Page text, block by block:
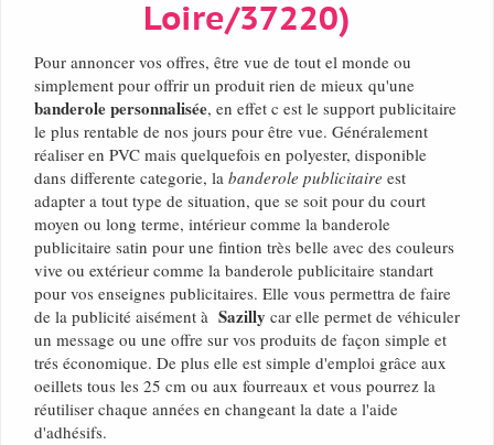
Loire/37220)
Pour annoncer vos offres, être vue de tout el monde ou
simplement pour offrir un produit rien de mieux qu'une
banderole personnalisée, en effet c est le support publicitaire
le plus rentable de nos jours pour être vue. Généralement
réaliser en PVC mais quelquefois en polyester, disponible
dans differente categorie, la banderole publicitaire est
adapter a tout type de situation, que se soit pour du court
moyen ou long terme, intérieur comme la banderole
publicitaire satin pour une fintion très belle avec des couleurs
vive ou extérieur comme la banderole publicitaire standart
pour vos enseignes publicitaires. Elle vous permettra de faire
de la publicité aisément à Sazilly car elle permet de véhiculer
un message ou une offre sur vos produits de façon simple et
trés économique. De plus elle est simple d'emploi grâce aux
oeillets tous les 25 cm ou aux fourreaux et vous pourrez la
réutiliser chaque années en changeant la date a l'aide
d'adhésifs.